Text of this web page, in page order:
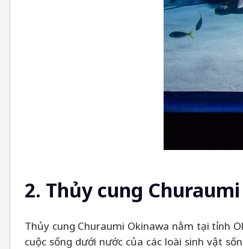
2. Thủy cung
Thủy cung Churaumi Okinawa nằm tại tỉnh
cuộc sống dưới nước của các loài sinh vật